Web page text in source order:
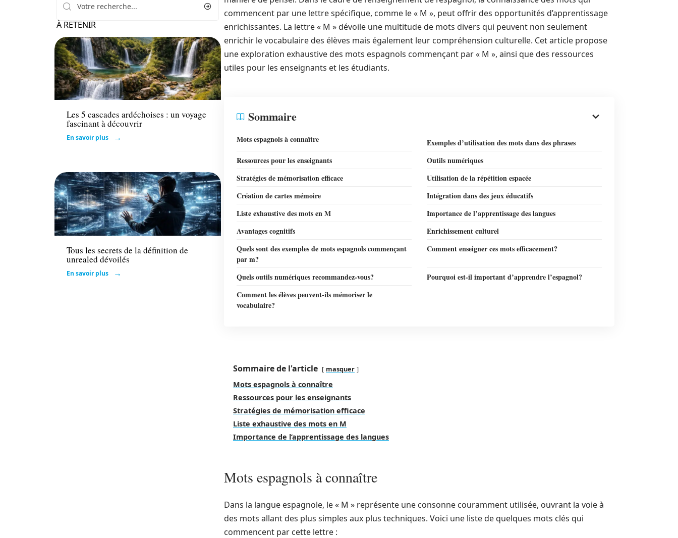
À RETENIR
Actu
Les 5 cascades ardéchoises : un voyage
fascinant à découvrir
En savoir plus
Entreprise
Tous les secrets de la définition de
unrealed dévoilés
En savoir plus
commencent par une lettre spécifique, comme le « M », peut offrir des opportunités d’apprentissage
enrichissantes. La lettre « M » dévoile une multitude de mots divers qui peuvent non seulement
enrichir le vocabulaire des élèves mais également leur compréhension culturelle. Cet article propose
une exploration exhaustive des mots espagnols commençant par « M », ainsi que des ressources
utiles pour les enseignants et les étudiants.
Sommaire
Mots espagnols à connaître
Exemples d’utilisation des mots dans des phrases
Ressources pour les enseignants
Outils numériques
Stratégies de mémorisation efficace
Utilisation de la répétition espacée
Création de cartes mémoire
Intégration dans des jeux éducatifs
Liste exhaustive des mots en M
Importance de l’apprentissage des langues
Avantages cognitifs
Enrichissement culturel
Quels sont des exemples de mots espagnols commençant
par m?
Comment enseigner ces mots efficacement?
Quels outils numériques recommandez-vous?
Pourquoi est-il important d’apprendre l’espagnol?
Comment les élèves peuvent-ils mémoriser le
vocabulaire?
Sommaire de l'article masquer
Mots espagnols à connaître
Ressources pour les enseignants
Stratégies de mémorisation efficace
Liste exhaustive des mots en M
Importance de l’apprentissage des langues
Mots espagnols à connaître
Dans la langue espagnole, le « M » représente une consonne couramment utilisée, ouvrant la voie à
des mots allant des plus simples aux plus techniques. Voici une liste de quelques mots clés qui
commencent par cette lettre :